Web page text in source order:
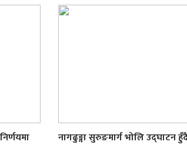
नागढुङ्गा सुरुङमार्ग भोलि उद्घाटन